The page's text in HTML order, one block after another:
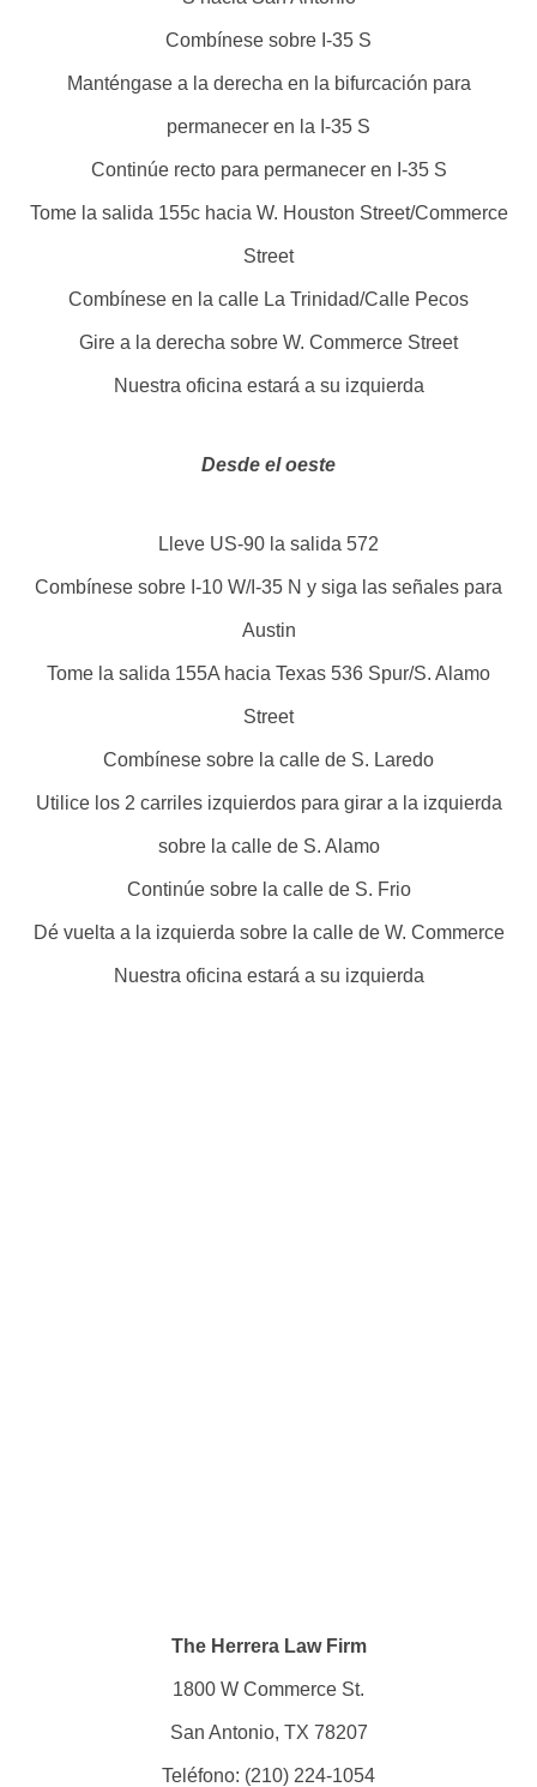
Combínese sobre I-35 S
Manténgase a la derecha en la bifurcación para
permanecer en la I-35 S
Continúe recto para permanecer en I-35 S
Tome la salida 155c hacia W. Houston Street/Commerce
Street
Combínese en la calle La Trinidad/Calle Pecos
Gire a la derecha sobre W. Commerce Street
Nuestra oficina estará a su izquierda
Desde el oeste
Lleve US-90 la salida 572
Combínese sobre I-10 W/I-35 N y siga las señales para
Austin
Tome la salida 155A hacia Texas 536 Spur/S. Alamo
Street
Combínese sobre la calle de S. Laredo
Utilice los 2 carriles izquierdos para girar a la izquierda
sobre la calle de S. Alamo
Continúe sobre la calle de S. Frio
Dé vuelta a la izquierda sobre la calle de W. Commerce
Nuestra oficina estará a su izquierda
The Herrera Law Firm
1800 W Commerce St.
San Antonio, TX 78207
Teléfono: (210) 224-1054